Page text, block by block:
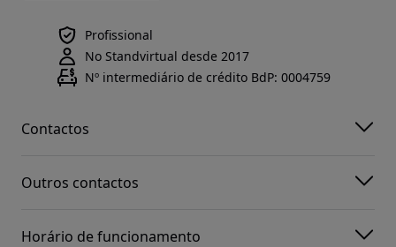
Profissional
No Standvirtual desde 2017
Nº intermediário de crédito BdP: 0004759
Contactos
Outros contactos
Horário de funcionamento